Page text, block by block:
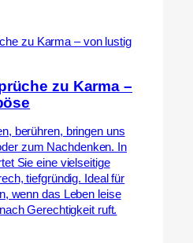
zu Karma –
berühren, bringen uns
zum Nachdenken. In
Sie eine vielseitige
tiefgründig. Ideal für
wenn das Leben leise
Gerechtigkeit ruft.